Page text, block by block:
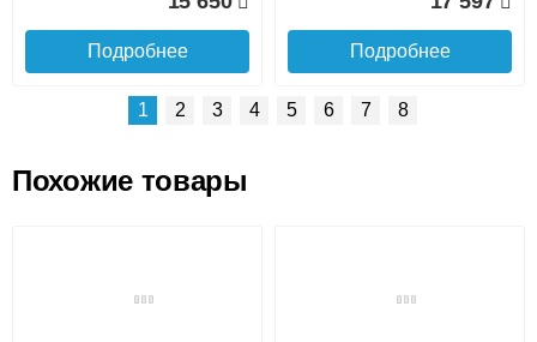
Подробнее Подробнее
1 2 3 4 5 6 7 8
Похожие товары